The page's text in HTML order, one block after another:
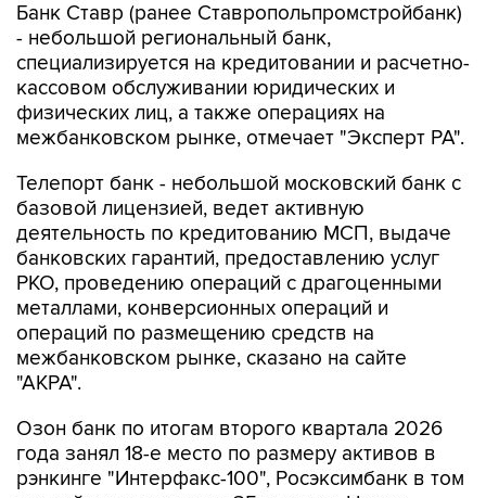
Банк Ставр (ранее Ставропольпромстройбанк)
- небольшой региональный банк,
специализируется на кредитовании и расчетно-
кассовом обслуживании юридических и
физических лиц, а также операциях на
межбанковском рынке, отмечает "Эксперт РА".
Телепорт банк - небольшой московский банк с
базовой лицензией, ведет активную
деятельность по кредитованию МСП, выдаче
банковских гарантий, предоставлению услуг
РКО, проведению операций с драгоценными
металлами, конверсионных операций и
операций по размещению средств на
межбанковском рынке, сказано на сайте
"АКРА".
Озон банк по итогам второго квартала 2026
года занял 18-е место по размеру активов в
рэнкинге "Интерфакс-100", Росэксимбанк в том